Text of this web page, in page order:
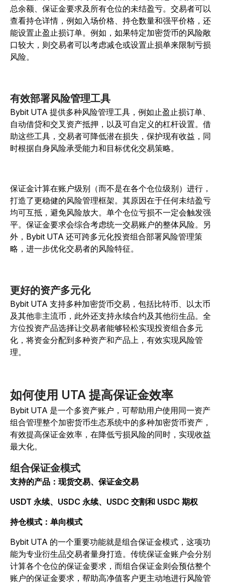
总余额、保证金要求及所有仓位的未结盈亏。交易者可以
查看持仓详情，例如入场价格、持仓数量和强平价格，还
能设置止盈止损订单。例如，如果特定加密货币的风险敞
口较大，则交易者可以考虑减仓或设置止损单来限制亏损
风险。
有效部署风险管理工具
Bybit UTA 提供多种风险管理工具，例如止盈止损订单、
自动借贷和交叉资产抵押，以及可自定义的杠杆设置。借
助这些工具，交易者可降低潜在损失，保护现有收益，同
时根据自身风险承受能力和目标优化交易策略。
保证金计算在账户级别（而不是在各个仓位级别）进行，
打造了更稳健的风险管理框架。其原因在于任何未结盈亏
均可互抵，避免风险放大。单个仓位亏损不一定会触发强
平。保证金要求会综合考虑统一交易账户的整体风险。另
外，Bybit UTA 还可跨多元化投资组合部署风险管理策
略，进一步优化交易者的风险特征。
更好的资产多元化
Bybit UTA 支持多种加密货币交易，包括比特币、以太币
及其他非主流币，此外还支持永续合约及其他衍生品。全
方位投资产品选择让交易者能够轻松实现投资组合多元
化，将资金分配到多种资产和产品上，有效实现风险管
理。
如何使用 UTA 提高保证金效率
Bybit UTA 是一个多资产账户，可帮助用户使用同一资产
组合管理整个加密货币生态系统中的多种加密货币资产，
有效提高保证金效率，在降低亏损风险的同时，实现收益
最大化。
组合保证金模式
支持的产品：现货交易、保证金交易
USDT 永续、USDC 永续、USDC 交割和 USDC 期权
持仓模式：单向模式
Bybit UTA 的一个重要功能就是组合保证金模式，这项功
能为专业衍生品交易者量身打造。传统保证金账户会分别
计算各个仓位的保证金要求，而组合保证金则会预估整个
账户的保证金要求，帮助高净值客户更主动地进行风险管